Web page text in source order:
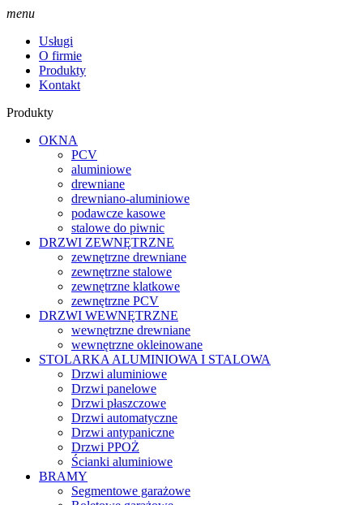
menu
Usługi
O firmie
Produkty
Kontakt
Produkty
OKNA
PCV
aluminiowe
drewniane
drewniano-aluminiowe
podawcze kasowe
stalowe do piwnic
DRZWI ZEWNĘTRZNE
zewnętrzne drewniane
zewnętrzne stalowe
zewnętrzne klatkowe
zewnętrzne PCV
DRZWI WEWNĘTRZNE
wewnętrzne drewniane
wewnętrzne okleinowane
STOLARKA ALUMINIOWA I STALOWA
Drzwi aluminiowe
Drzwi panelowe
Drzwi płaszczowe
Drzwi automatyczne
Drzwi antypaniczne
Drzwi PPOŻ
Ścianki aluminiowe
BRAMY
Segmentowe garażowe